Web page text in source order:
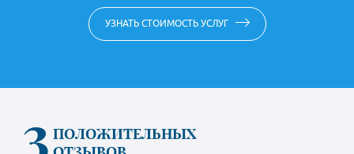
УЗНАТЬ СТОИМОСТЬ УСЛУГ
3 ПОЛОЖИТЕЛЬНЫХ